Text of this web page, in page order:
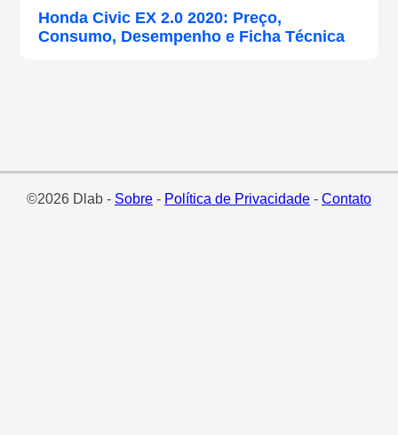
Honda Civic EX 2.0 2020: Preço,
Consumo, Desempenho e Ficha Técnica
©2026 Dlab - Sobre- Política de Privacidade- Contato